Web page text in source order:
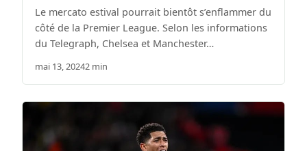
Le mercato estival pourrait bientôt s’enflammer du
côté de la Premier League. Selon les informations
du Telegraph, Chelsea et Manchester…
mai 13, 20242 min